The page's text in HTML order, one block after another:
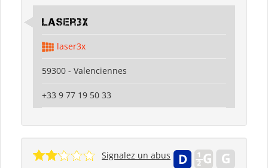
Laser3x
laser3x
59300 - Valenciennes
+33 9 77 19 50 33
Signalez un abus